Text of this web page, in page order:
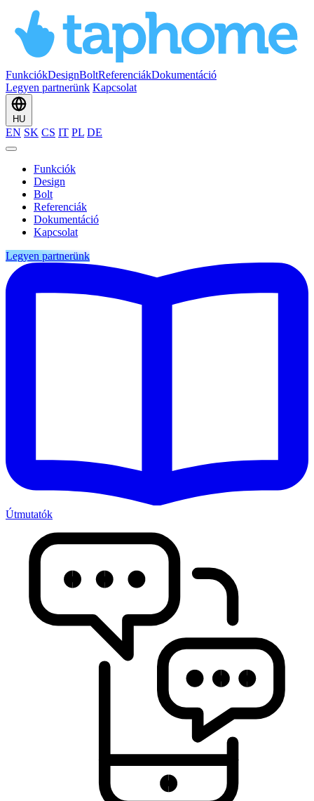
FunkciókDesignBoltReferenciákDokumentáció
Legyen partnerünk Kapcsolat
HU
EN SK CS IT PL DE
Funkciók
Design
Bolt
Referenciák
Dokumentáció
Kapcsolat
Legyen partnerünk
Útmutatók